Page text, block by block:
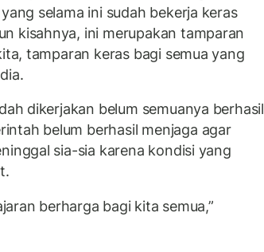
selama ini sudah bekerja keras
kisahnya, ini merupakan tamparan
tamparan keras bagi semua yang
dikerjakan belum semuanya berhasil
belum berhasil menjaga agar
sia-sia karena kondisi yang
berharga bagi kita semua,”